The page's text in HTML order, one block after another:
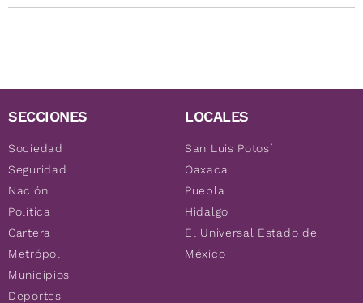
SECCIONES
Sociedad
Seguridad
Nación
Política
Cartera
Metrópoli
Municipios
Deportes
LOCALES
San Luis Potosí
Oaxaca
Puebla
Hidalgo
El Universal Estado de
México